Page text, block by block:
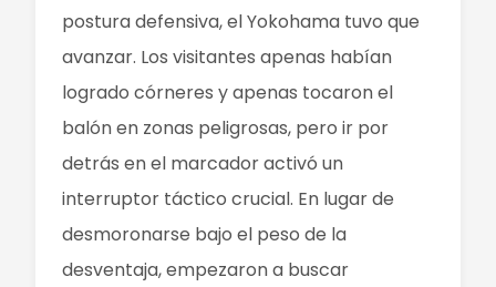
postura defensiva, el Yokohama tuvo que
avanzar. Los visitantes apenas habían
logrado córneres y apenas tocaron el
balón en zonas peligrosas, pero ir por
detrás en el marcador activó un
interruptor táctico crucial. En lugar de
desmoronarse bajo el peso de la
desventaja, empezaron a buscar